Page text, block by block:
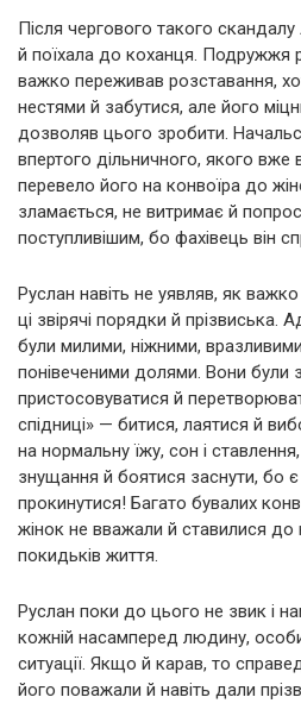
Після чергового такого скандалу
й поїхала до коханця. Подружжя
важко переживав розставання,
нестями й забутися, але його
дозволяв цього зробити.
впертого дільничного, якого вже
перевело його на конвоїра до
зламається, не витримає й
поступливішим, бо фахівець він
Руслан навіть не уявляв, як
ці звірячі порядки й прізвиська.
були милими, ніжними,
понівеченими долями. Вони були
пристосовуватися й
спідниці» — битися, лаятися й
на нормальну їжу, сон і
знущання й боятися заснути, бо
прокинутися! Багато бувалих
жінок не вважали й ставилися до
покидьків життя.
Руслан поки до цього не звик і
кожній насамперед людину,
ситуації. Якщо й карав, то
його поважали й навіть дали